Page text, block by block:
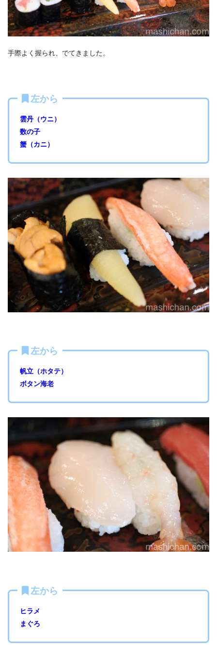
手際よく握られ、でてきました。
左から
雲丹（ウニ）
数の子
蟹（カニ）
左から
帆立（ホタテ）
ボタン海老
左から
ヒラメ
まぐろ